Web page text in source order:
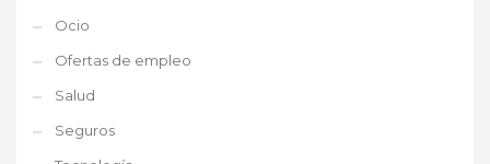
Ocio
Ofertas de empleo
Salud
Seguros